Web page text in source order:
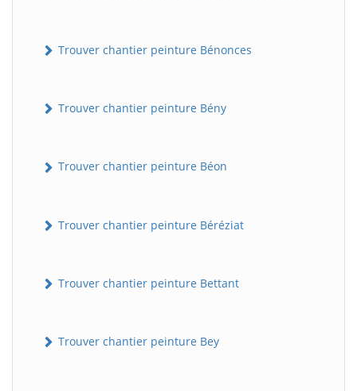
Trouver chantier peinture Bénonces
Trouver chantier peinture Bény
Trouver chantier peinture Béon
Trouver chantier peinture Béréziat
Trouver chantier peinture Bettant
Trouver chantier peinture Bey